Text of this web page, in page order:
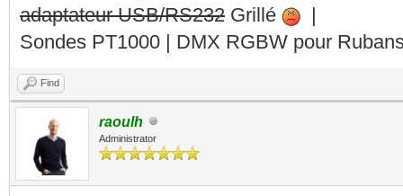
adaptateur USB/RS232 Grillé
|
Sondes PT1000 | DMX RGBW pour
Find
raoulh
Administrator